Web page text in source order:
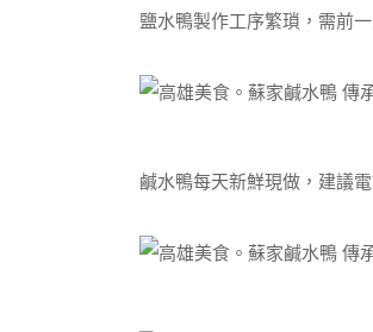
鹽水鴨製作工序繁瑣，需前
鹹水鴨每天新鮮現做，建議